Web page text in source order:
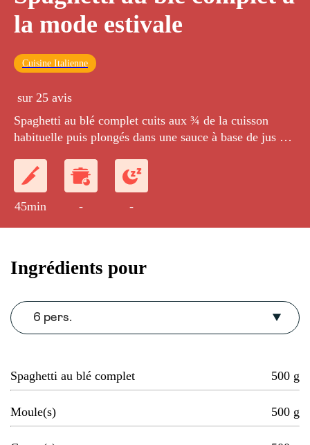
la mode estivale
Cuisine Italienne
sur 25 avis
Spaghetti au blé complet cuits aux ¾ de la cuisson
habituelle puis plongés dans une sauce à base de jus de
petits dés de tomates fraîches, de rondelles d'oignons
nouveaux et de basilic, et accompagnés d'un effeuillé
de dos de cabillaud.
45min - -
Ingrédients pour
6 pers.
Spaghetti au blé complet 500 g
Moule(s) 500 g